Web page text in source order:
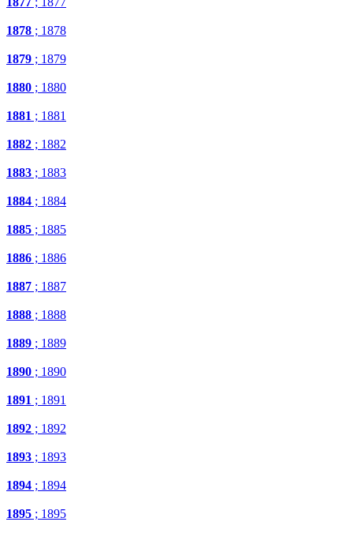
1878 ; 1878
1879 ; 1879
1880 ; 1880
1881 ; 1881
1882 ; 1882
1883 ; 1883
1884 ; 1884
1885 ; 1885
1886 ; 1886
1887 ; 1887
1888 ; 1888
1889 ; 1889
1890 ; 1890
1891 ; 1891
1892 ; 1892
1893 ; 1893
1894 ; 1894
1895 ; 1895